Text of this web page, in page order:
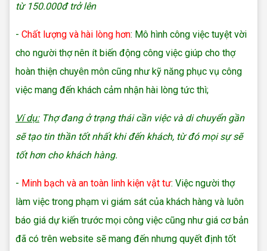
từ 150.000đ trở lên
- Chất lượng và hài lòng hơn: Mô hình công việc tuyệt vời
cho người thợ nên ít biến động công việc giúp cho thợ
hoàn thiện chuyên môn cũng như kỹ năng phục vụ công
việc mang đến khách cảm nhận hài lòng tức thì;
Ví dụ:Thợ đang ở trạng thái cần việc và di chuyển gần
sẽ tạo tin thần tốt nhất khi đến khách, từ đó mọi sự sẽ
tốt hơn cho khách hàng.
- Minh bạch và an toàn linh kiện vật tư: Việc người thợ
làm việc trong phạm vi giám sát của khách hàng và luôn
báo giá dự kiến trước mọi công việc cũng như giá cơ bản
đã có trên website sẽ mang đến nhưng quyết định tốt